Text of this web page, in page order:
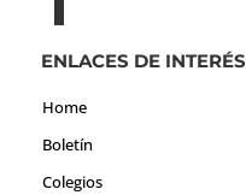
ENLACES DE INTERÉS
Home
Boletín
Colegios